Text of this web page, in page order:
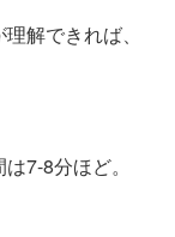
解できれば、
7-8分ほど。